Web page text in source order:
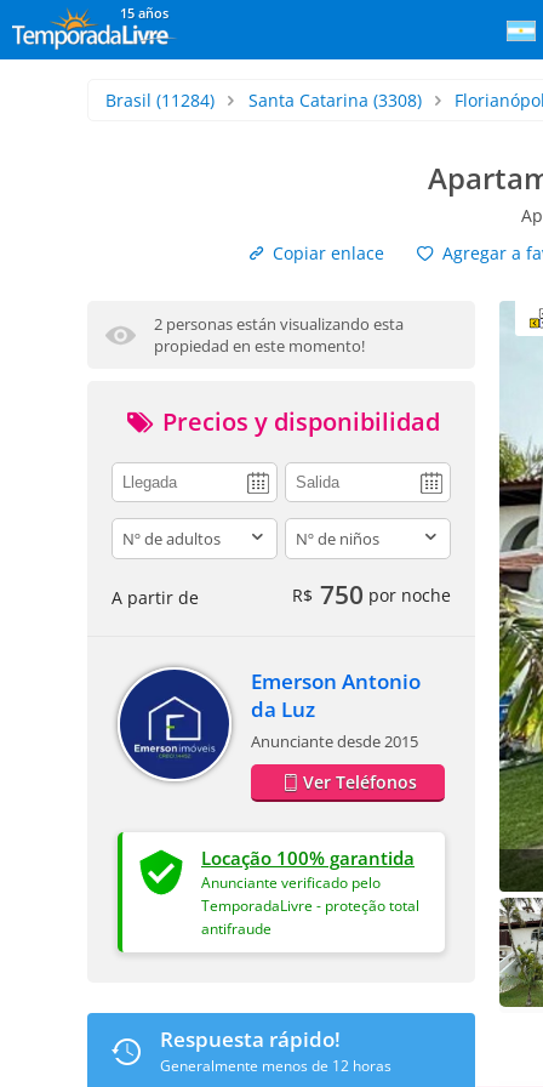
15 años
Brasil (11284) Santa Catarina (3308)
Copiar enlace
Agregar a
2 personas están visualizando esta
propiedad en este momento!
Precios y disponibilidad
adults children
A partir de R$ 750 por noche
Emerson Antonio
da Luz
Anunciante desde 2015
Ver Teléfonos
Locação 100% garantida
Anunciante verificado pelo
TemporadaLivre - proteção total
antifraude
Respuesta rápido!
Generalmente menos de 12 horas